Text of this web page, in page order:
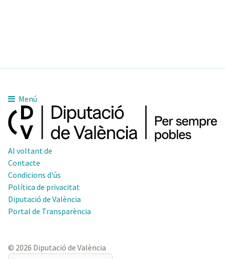
Menú
Al voltant de
Contacte
Condicions d'ús
Política de privacitat
Diputació de València
Portal de Transparència
© 2026 Diputació de València